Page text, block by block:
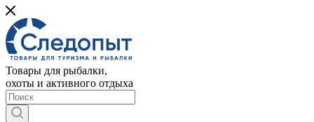
Товары для рыбалки,
охоты и активного отдыха